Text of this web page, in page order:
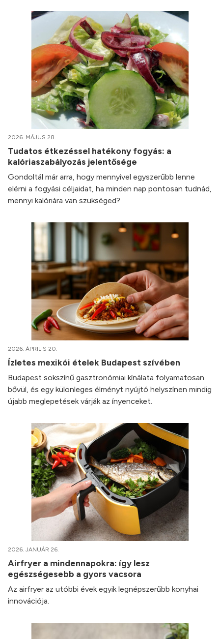
2026. MÁJUS 28.
Tudatos étkezéssel hatékony fogyás: a
kalóriaszabályozás jelentősége
Gondoltál már arra, hogy mennyivel egyszerűbb lenne
elérni a fogyási céljaidat, ha minden nap pontosan tudnád,
mennyi kalóriára van szükséged?
2026. ÁPRILIS 20.
Ízletes mexikói ételek Budapest szívében
Budapest sokszínű gasztronómiai kínálata folyamatosan
bővül, és egy különleges élményt nyújtó helyszínen mindig
újabb meglepetések várják az ínyenceket.
2026. JANUÁR 26.
Airfryer a mindennapokra: így lesz
egészségesebb a gyors vacsora
Az airfryer az utóbbi évek egyik legnépszerűbb konyhai
innovációja.